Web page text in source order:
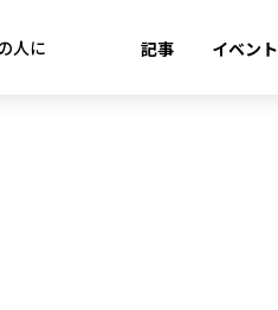
人に 記事 イベント